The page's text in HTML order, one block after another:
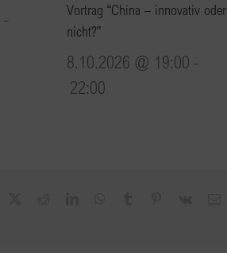
-
Vortrag “China – innovativ oder
nicht?”
8.10.2026 @ 19:00 -
22:00